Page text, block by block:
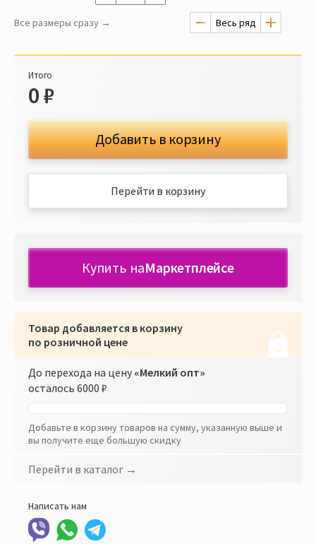
Все размеры сразу →
Итого
0₽
Добавить в корзину
Перейти в корзину
Купить наМаркетплейсе
Товар добавляется в корзину
по розничной цене
До перехода на цену «Мелкий опт»
осталось 6000 ₽
Добавьте в корзину товаров на сумму, указанную выше и
вы получите еще большую скидку
Перейти в каталог →
Написать нам